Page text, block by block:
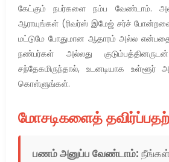
கேட்கும் நபர்களை நம்ப வேண்டாம்.
ஆராயுங்கள் (ரிவர்ஸ் இமேஜ் சர்ச்
மட்டுமே போதுமான ஆதாரம் அல்ல
நண்பர்கள் அல்லது
சந்தேகமிருந்தால், உடனடியாக உள்ளூர்
கொள்ளுங்கள்.
மோசடிகளைத்
பணம் அனுப்ப வேண்டாம்: நீங்கள்